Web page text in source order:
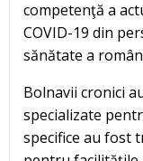
competenţă a
COVID-19 din
sănătate a
Bolnavii cronici
specializate
specifice au fost